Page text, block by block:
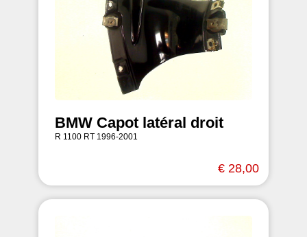
BMW Capot latéral droit
R 1100 RT 1996-2001
€ 28,00